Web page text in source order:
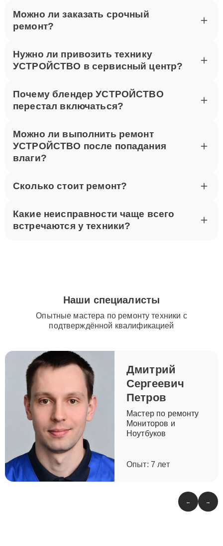
023-83-23 или посетите наш сервисный центр по
адресу улица Шаболовка, 52. Мы оперативно
Можно ли заказать срочный
ремонт?
Нужно ли привозить технику
УСТРОЙСТВО в сервисный центр?
Почему блендер УСТРОЙСТВО
перестал включаться?
Можно ли выполнить ремонт
УСТРОЙСТВО после попадания
влаги?
Сколько стоит ремонт?
Какие неисправности чаще всего
встречаются у техники?
Наши специалисты
Опытные мастера по ремонту техники с
подтверждённой квалификацией
Дмитрий
Сергеевич
Петров
Мастер по ремонту
Мониторов и
Ноутбуков
Опыт: 7 лет
← →